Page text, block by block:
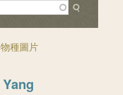
物種圖片
Yang